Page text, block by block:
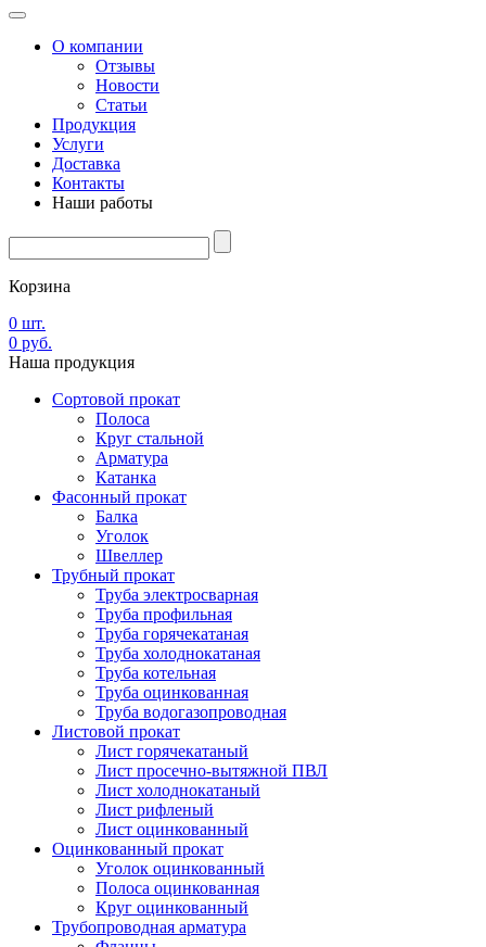
О компании
Отзывы
Новости
Статьи
Продукция
Услуги
Доставка
Контакты
Наши работы
Корзина
0 шт.
0 руб.
Наша продукция
Сортовой прокат
Полоса
Круг стальной
Арматура
Катанка
Фасонный прокат
Балка
Уголок
Швеллер
Трубный прокат
Труба электросварная
Труба профильная
Труба горячекатаная
Труба холоднокатаная
Труба котельная
Труба оцинкованная
Труба водогазопроводная
Листовой прокат
Лист горячекатаный
Лист просечно-вытяжной ПВЛ
Лист холоднокатаный
Лист рифленый
Лист оцинкованный
Оцинкованный прокат
Уголок оцинкованный
Полоса оцинкованная
Круг оцинкованный
Трубопроводная арматура